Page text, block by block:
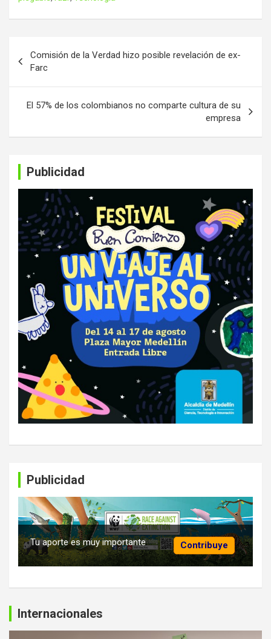
de
entradas
Comisión de la Verdad hizo posible revelación de ex-
Farc
El 57% de los colombianos no comparte cultura de su
empresa
Publicidad
Publicidad
Contribuye
Tu aporte es muy importante
Internacionales